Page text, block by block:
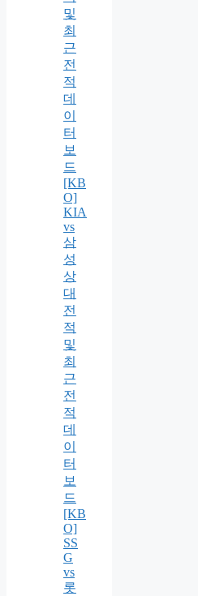
및
최
근
전
적
데
이
터
보
드
[KB
O]
KIA
vs
삼
성
상
대
전
적
및
최
근
전
적
데
이
터
보
드
[KB
O]
SS
G
vs
롯